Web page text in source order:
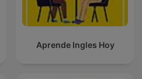
Aprende Ingles Hoy